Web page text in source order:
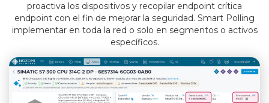
proactiva los dispositivos y recopilar endpoint crítica
endpoint con el fin de mejorar la seguridad. Smart Polling
implementar en toda la red o solo en segmentos o activos
específicos.